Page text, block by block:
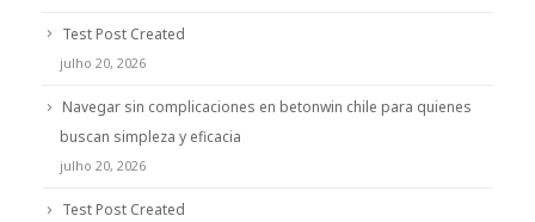
Test Post Created
julho 20, 2026
Navegar sin complicaciones en betonwin chile para quienes
buscan simpleza y eficacia
julho 20, 2026
Test Post Created